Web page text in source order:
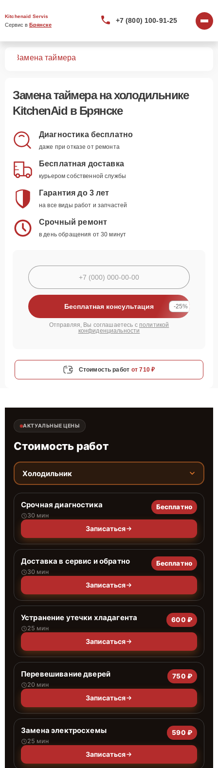
Kitchenaid Servis
Сервис в Брянске
+7 (800) 100-91-25
Замена таймера
Замена таймерана холодильнике
KitchenAid в Брянске
Диагностика бесплатно
даже при отказе от ремонта
Бесплатная доставка
курьером собственной службы
Гарантия до 3 лет
на все виды работ и запчастей
Срочный ремонт
в день обращения от 30 минут
Бесплатная консультация -25%
Отправляя, Вы соглашаетесь с политикой
конфиденциальности
Стоимость работ от 710 ₽
АКТУАЛЬНЫЕ ЦЕНЫ
Стоимость работ
Холодильник
Срочная диагностика
30 мин
Бесплатно
Записаться
Доставка в сервис и обратно
30 мин
Бесплатно
Записаться
Устранение утечки хладагента
25 мин
600 ₽
Записаться
Перевешивание дверей
20 мин
750 ₽
Записаться
Замена электросхемы
25 мин
590 ₽
Записаться